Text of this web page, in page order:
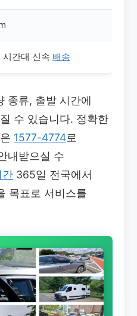
시간대 신속 배송
종류, 출발 시간에
수 있습니다. 정확한
1577-4774로
내받으실 수
간 365일 전국에서
목표로 서비스를